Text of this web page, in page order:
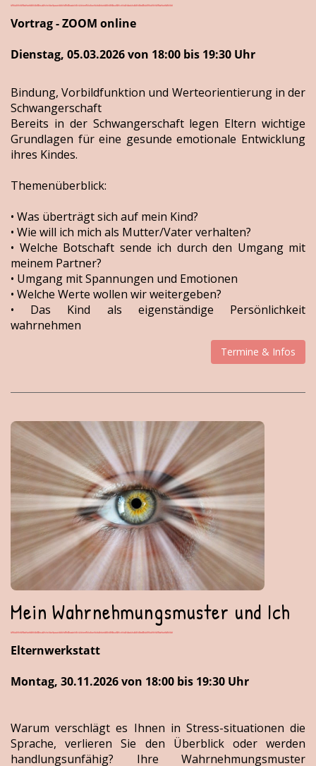
Vortrag - ZOOM online
Dienstag, 05.03.2026 von 18:00 bis 19:30 Uhr
Bindung, Vorbildfunktion und Werteorientierung in der
Schwangerschaft
Bereits in der Schwangerschaft legen Eltern wichtige
Grundlagen für eine gesunde emotionale Entwicklung
ihres Kindes.
Themenüberblick:
• Was überträgt sich auf mein Kind?
• Wie will ich mich als Mutter/Vater verhalten?
• Welche Botschaft sende ich durch den Umgang mit
meinem Partner?
• Umgang mit Spannungen und Emotionen
• Welche Werte wollen wir weitergeben?
• Das Kind als eigenständige Persönlichkeit
wahrnehmen
Termine & Infos
Mein Wahrnehmungsmuster und Ich
Elternwerkstatt
Montag, 30.11.2026 von 18:00 bis 19:30 Uhr
Warum verschlägt es Ihnen in Stress-situationen die
Sprache, verlieren Sie den Überblick oder werden
handlungsunfähig? Ihre Wahrnehmungsmuster